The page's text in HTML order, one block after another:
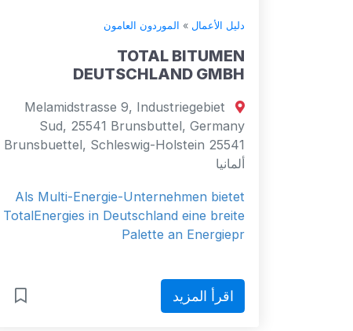
دليل الأعمال » الموردون العامون
TOTAL BITUMEN
DEUTSCHLAND GMBH
Melamidstrasse 9, Industriegebiet
Sud, 25541 Brunsbuttel, Germany
Brunsbuettel, Schleswig-Holstein 25541
ألمانيا
Als Multi-Energie-Unternehmen bietet
TotalEnergies in Deutschland eine breite
Palette an Energiepr
اقرأ المزيد